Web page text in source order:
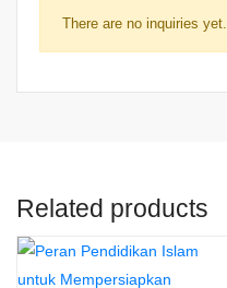
There are no inquiries yet.
Related products